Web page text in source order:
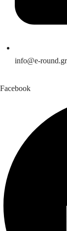
info@e-round.gr
Facebook